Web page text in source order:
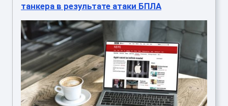
танкера в результате атаки БПЛА